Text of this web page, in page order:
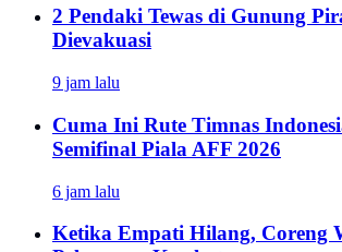
2 Pendaki Tewas di Gunung
Dievakuasi
9 jam lalu
Cuma Ini Rute Timnas
Semifinal Piala AFF 2026
6 jam lalu
Ketika Empati Hilang, Coreng